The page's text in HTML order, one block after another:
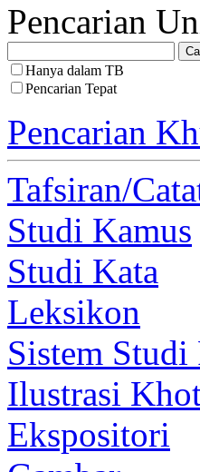
Pencarian
Hanya dalam TB
Pencarian Tepat
Pencarian
Tafsiran/
Studi Kamus
Studi Kata
Leksikon
Sistem Studi
Ilustrasi
Ekspositori